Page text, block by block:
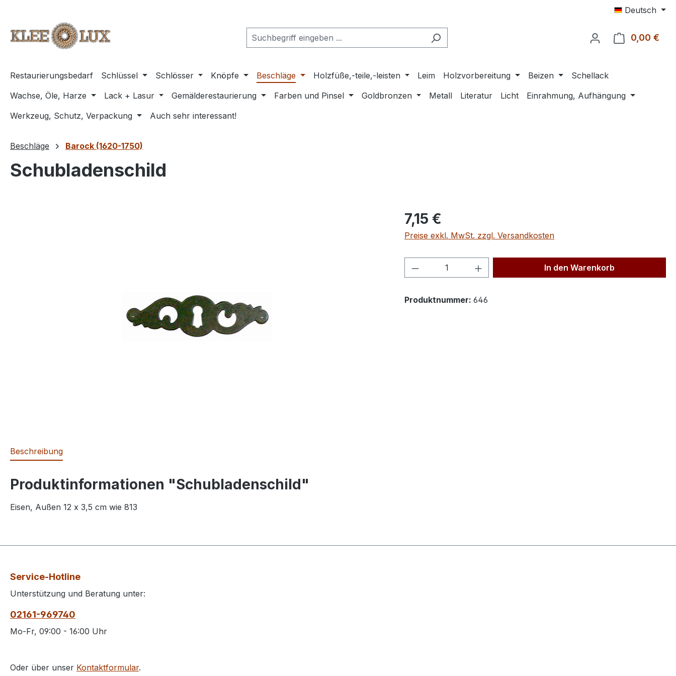
Deutsch
0,00 €
Restaurierungsbedarf Schlüssel Schlösser Knöpfe Beschläge Holzfüße,-teile,-leisten Leim Holzvorbereitung Beizen
Schellack
Wachse, Öle, Harze
Lack + Lasur Gemälderestaurierung Farben und Pinsel Goldbronzen Metall Literatur Licht
Einrahmung, Aufhängung
Werkzeug, Schutz, Verpackung
Auch sehr interessant!
Beschläge Barock (1620-1750)
Schubladenschild
Regulärer Preis:
7,15 €
Preise exkl. MwSt. zzgl. Versandkosten
Produkt Anzahl: Gib den gewünschten Wert
In den Warenkorb
Produktnummer: 646
Beschreibung
Produktinformationen "Schubladenschild"
Eisen, Außen 12 x 3,5 cm wie 813
Service-Hotline
Unterstützung und Beratung unter:
02161-969740
Mo-Fr, 09:00 - 16:00 Uhr
Oder über unser Kontaktformular.